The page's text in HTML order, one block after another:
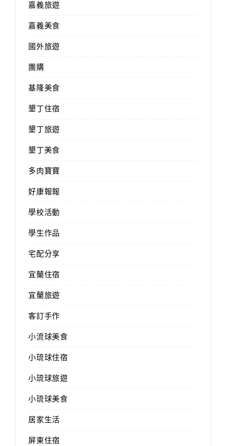
嘉義旅遊
嘉義美食
國外旅遊
團購
基隆美食
墾丁住宿
墾丁旅遊
墾丁美食
多肉寶寶
好康報報
學校活動
學生作品
宅配分享
宜蘭住宿
宜蘭旅遊
客訂手作
小流球美食
小琉球住宿
小琉球旅遊
小琉球美食
居家生活
屏東住宿